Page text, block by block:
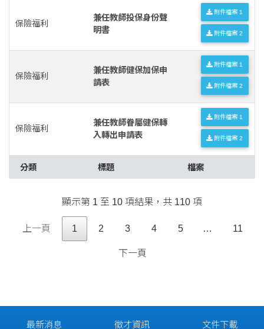
保險福利
兼任教師投保身份聲
明書
附件檔案 1
附件檔案 2
保險福利
兼任教師健保加保申
請表
附件檔案 1
附件檔案 2
保險福利
兼任教師眷屬健保轉
入轉出申請表
附件檔案 1
附件檔案 2
分類 標題 檔案
顯示第 1 至 10 項結果，共 110 項
上一頁 1 2 3 4 5 … 11
下一頁
最新消息 徵才資訊 文件下載